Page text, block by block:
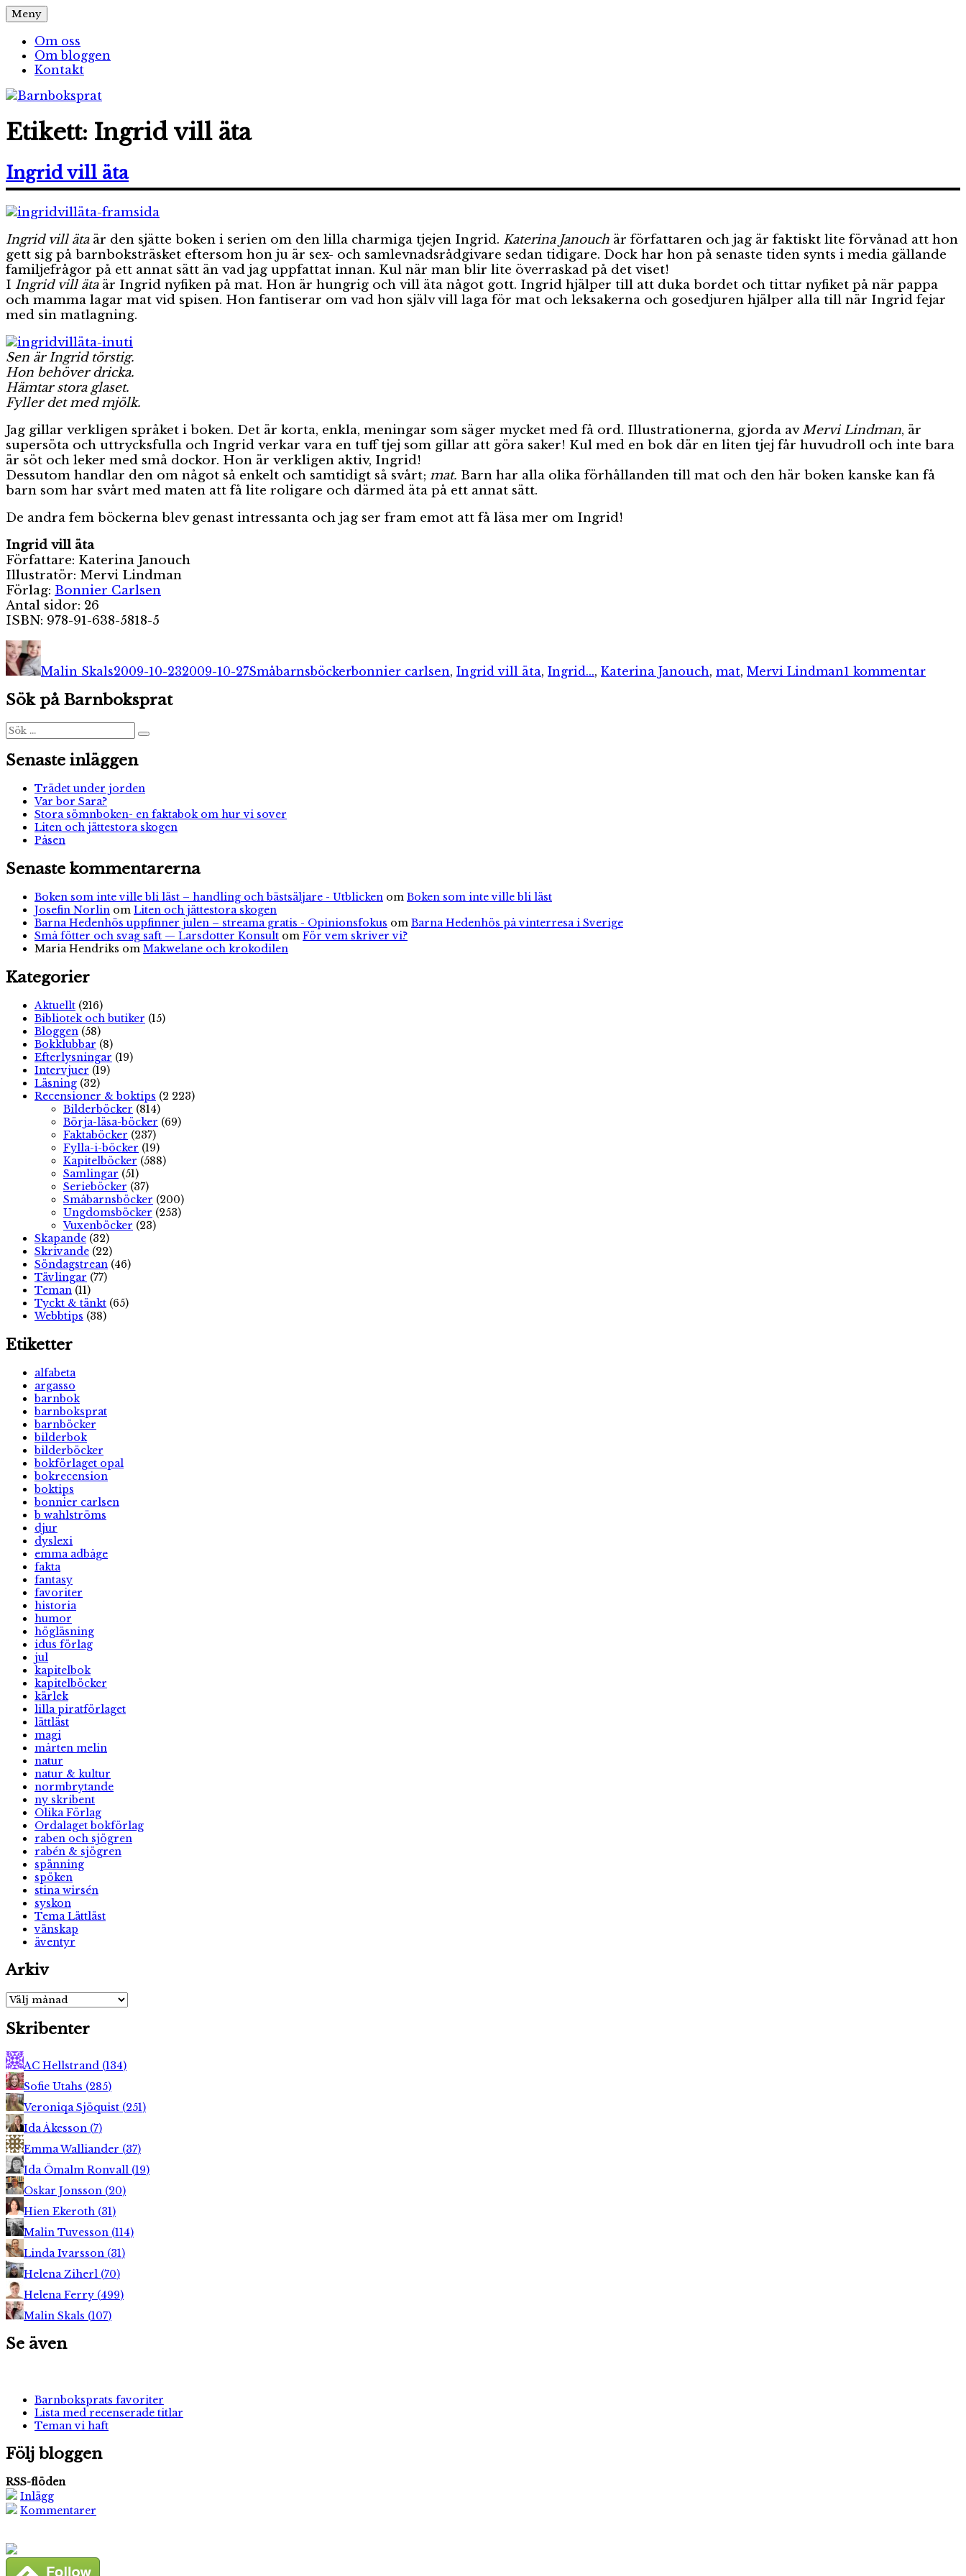
Hoppa
till
innehåll
Barnboksprat
– en blogg om barnböcker
Meny
Om oss
Om bloggen
Kontakt
Etikett: Ingrid vill äta
Ingrid vill äta
Ingrid vill äta är den sjätte boken i serien om den lilla charmiga tjejen Ingrid. Katerina Janouch är författaren och jag är faktiskt lite förvånad att hon
gett sig på barnboksträsket eftersom hon ju är sex- och samlevnadsrådgivare sedan tidigare. Dock har hon på senaste tiden synts i media gällande
familjefrågor på ett annat sätt än vad jag uppfattat innan. Kul när man blir lite överraskad på det viset!
I Ingrid vill ätaär Ingrid nyfiken på mat. Hon är hungrig och vill äta något gott. Ingrid hjälper till att duka bordet och tittar nyfiket på när pappa
och mamma lagar mat vid spisen. Hon fantiserar om vad hon själv vill laga för mat och leksakerna och gosedjuren hjälper alla till när Ingrid fejar
med sin matlagning.
Sen är Ingrid törstig.
Hon behöver dricka.
Hämtar stora glaset.
Fyller det med mjölk.
Jag gillar verkligen språket i boken. Det är korta, enkla, meningar som säger mycket med få ord. Illustrationerna, gjorda avMervi Lindman, är
supersöta och uttrycksfulla och Ingrid verkar vara en tuff tjej som gillar att göra saker! Kul med en bok där en liten tjej får huvudroll och inte bara
är söt och leker med små dockor. Hon är verkligen aktiv, Ingrid!
Dessutom handlar den om något så enkelt och samtidigt så svårt; mat. Barn har alla olika förhållanden till mat och den här boken kanske kan få
barn som har svårt med maten att få lite roligare och därmed äta på ett annat sätt.
De andra fem böckerna blev genast intressanta och jag ser fram emot att få läsa mer om Ingrid!
Ingrid vill äta
Författare: Katerina Janouch
Illustratör: Mervi Lindman
Förlag: Bonnier Carlsen
Antal sidor: 26
ISBN: 978-91-638-5818-5
Författare
Malin Skals2009-10-232009-10-27Småbarnsböckerbonnier carlsen, Ingrid vill äta, Ingrid..., Katerina Janouch, mat, Mervi Lindman1 kommentarvill
Sök på Barnboksprat
Sök
efter:
Sök
Senaste inläggen
Trädet under jorden
Var bor Sara?
Stora sömnboken- en faktabok om hur vi sover
Liten och jättestora skogen
Påsen
Senaste kommentarerna
Boken som inte ville bli läst – handling och bästsäljare - Utblicken om Boken som inte ville bli läst
Josefin Norlin om Liten och jättestora skogen
Barna Hedenhös uppfinner julen – streama gratis - Opinionsfokus om Barna Hedenhös på vinterresa i Sverige
Små fötter och svag saft — Larsdotter Konsult om För vem skriver vi?
Maria Hendriks om Makwelane och krokodilen
Kategorier
Aktuellt (216)
Bibliotek och butiker (15)
Bloggen (58)
Bokklubbar (8)
Efterlysningar (19)
Intervjuer (19)
Läsning (32)
Recensioner & boktips (2 223)
Bilderböcker (814)
Börja-läsa-böcker (69)
Faktaböcker (237)
Fylla-i-böcker (19)
Kapitelböcker (588)
Samlingar (51)
Serieböcker (37)
Småbarnsböcker (200)
Ungdomsböcker (253)
Vuxenböcker (23)
Skapande (32)
Skrivande (22)
Söndagstrean (46)
Tävlingar (77)
Teman (11)
Tyckt & tänkt (65)
Webbtips (38)
Etiketter
alfabeta
argasso
barnbok
barnboksprat
barnböcker
bilderbok
bilderböcker
bokförlaget opal
bokrecension
boktips
bonnier carlsen
b wahlströms
djur
dyslexi
emma adbåge
fakta
fantasy
favoriter
historia
humor
högläsning
idus förlag
jul
kapitelbok
kapitelböcker
kärlek
lilla piratförlaget
lättläst
magi
mårten melin
natur
natur & kultur
normbrytande
ny skribent
Olika Förlag
Ordalaget bokförlag
raben och sjögren
rabén & sjögren
spänning
spöken
stina wirsén
syskon
Tema Lättläst
vänskap
äventyr
Arkiv
Arkiv
Skribenter
AC Hellstrand (134)
Sofie Utahs (285)
Veroniqa Sjöquist (251)
Ida Åkesson (7)
Emma Walliander (37)
Ida Ömalm Ronvall (19)
Oskar Jonsson (20)
Hien Ekeroth (31)
Malin Tuvesson (114)
Linda Ivarsson (31)
Helena Ziherl (70)
Helena Ferry (499)
Malin Skals (107)
Se även
Barnboksprats favoriter
Lista med recenserade titlar
Teman vi haft
Följ bloggen
RSS-flöden
Inlägg
Kommentarer